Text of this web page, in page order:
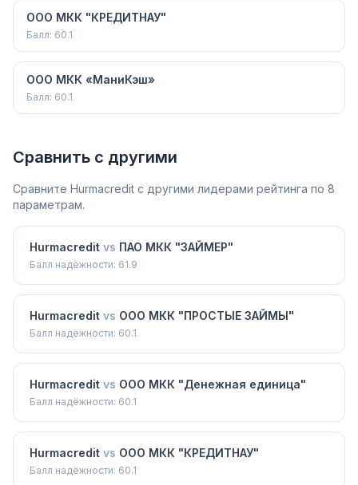
ООО МКК "КРЕДИТНАУ"
Балл: 60.1
ООО МКК «МаниКэш»
Балл: 60.1
Сравнить с другими
Сравните Hurmacredit с другими лидерами рейтинга по 8
параметрам.
Hurmacredit vs ПАО МКК "ЗАЙМЕР"
Балл надёжности: 61.9
Hurmacredit vs ООО МКК "ПРОСТЫЕ ЗАЙМЫ"
Балл надёжности: 60.1
Hurmacredit vs ООО МКК "Денежная единица"
Балл надёжности: 60.1
Hurmacredit vs ООО МКК "КРЕДИТНАУ"
Балл надёжности: 60.1